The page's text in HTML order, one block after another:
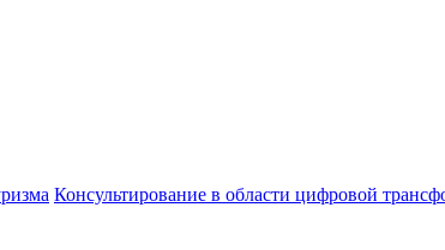
Консультирование в области цифровой